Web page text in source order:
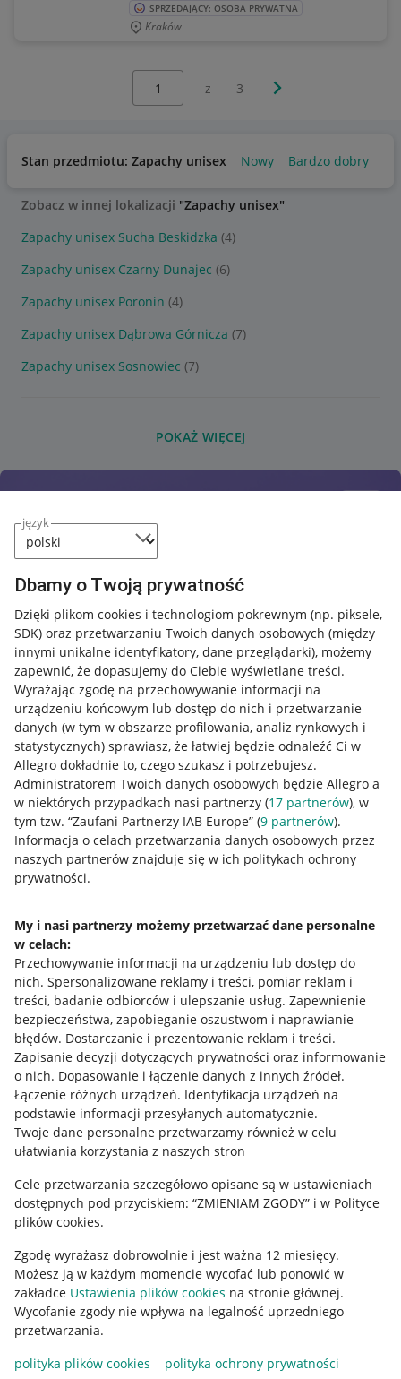
język
Dbamy o Twoją prywatność
Dzięki plikom cookies i technologiom pokrewnym (np. piksele,
SDK) oraz przetwarzaniu Twoich danych osobowych (między
innymi unikalne identyfikatory, dane przeglądarki), możemy
zapewnić, że dopasujemy do Ciebie wyświetlane treści.
Wyrażając zgodę na przechowywanie informacji na
urządzeniu końcowym lub dostęp do nich i przetwarzanie
danych (w tym w obszarze profilowania, analiz rynkowych i
statystycznych) sprawiasz, że łatwiej będzie odnaleźć Ci w
Allegro dokładnie to, czego szukasz i potrzebujesz.
Administratorem Twoich danych osobowych będzie Allegro a
w niektórych przypadkach nasi partnerzy (17 partnerów), w
tym tzw. “Zaufani Partnerzy IAB Europe” (9 partnerów).
Informacja o celach przetwarzania danych osobowych przez
naszych partnerów znajduje się w ich politykach ochrony
prywatności.
My i nasi partnerzy możemy przetwarzać dane personalne
w celach:
Przechowywanie informacji na urządzeniu lub dostęp do
nich. Spersonalizowane reklamy i treści, pomiar reklam i
treści, badanie odbiorców i ulepszanie usług. Zapewnienie
bezpieczeństwa, zapobieganie oszustwom i naprawianie
błędów. Dostarczanie i prezentowanie reklam i treści.
Zapisanie decyzji dotyczących prywatności oraz informowanie
o nich. Dopasowanie i łączenie danych z innych źródeł.
Łączenie różnych urządzeń. Identyfikacja urządzeń na
podstawie informacji przesyłanych automatycznie.
Twoje dane personalne przetwarzamy również w celu
ułatwiania korzystania z naszych stron
Cele przetwarzania szczegółowo opisane są w ustawieniach
dostępnych pod przyciskiem: “ZMIENIAM ZGODY” i w Polityce
plików cookies.
Zgodę wyrażasz dobrowolnie i jest ważna 12 miesięcy.
Możesz ją w każdym momencie wycofać lub ponowić w
zakładce Ustawienia plików cookies na stronie głównej.
Wycofanie zgody nie wpływa na legalność uprzedniego
przetwarzania.
polityka plików cookies
polityka ochrony prywatności
SPRZEDAJĄCY: OSOBA PRYWATNA
Kraków
z 3 Następna strona
Stan przedmiotu: Zapachy unisex Nowy Bardzo dobry
Zobacz w innej lokalizacji "Zapachy unisex"
Zapachy unisex Sucha Beskidzka (4)
Zapachy unisex Czarny Dunajec (6)
Zapachy unisex Poronin (4)
Zapachy unisex Dąbrowa Górnicza (7)
Zapachy unisex Sosnowiec (7)
POKAŻ WIĘCEJ
Przydatne informacje
Jak to działa
Allegro Gadane dla sprzedających
Allegro Gadane dla kupujących
Mapa miejscowości
Informacje prawne
Regulamin
Polityka plików "cookies"
Ustawienia plików "cookies"
Udostępnianie lokalizacji
Informacje dla Aktu o Usługach Cyfrowych
Pobierz aplikację